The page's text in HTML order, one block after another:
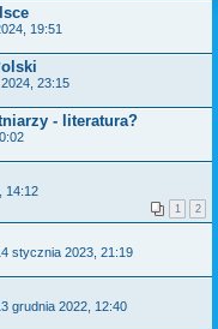
19:51
23:15
- literatura?
14:12
1 2
stycznia 2023, 21:19
grudnia 2022, 12:40